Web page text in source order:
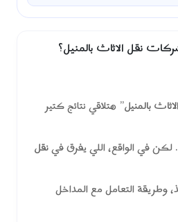
نقل الاثاث بالمنيل؟
بالمنيل” هتلاقي نتائج كتير
في الواقع، اللي يفرق فينقل
وطريقة التعامل مع المداخل